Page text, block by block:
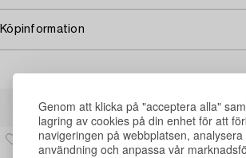
Genom att klicka på "acceptera alla"
lagring av cookies på din enhet för att
navigeringen på webbplatsen,
användning och anpassa vår
Köpinformation
Andra har även tittat